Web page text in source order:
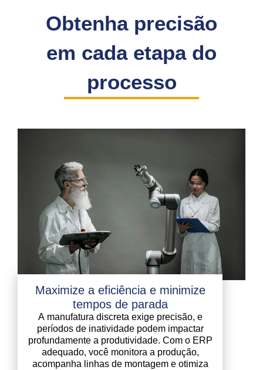
Obtenha precisão
em cada etapa do
processo
Maximize a eficiência e minimize
tempos de parada
A manufatura discreta exige precisão, e
períodos de inatividade podem impactar
profundamente a produtividade. Com o ERP
adequado, você monitora a produção,
acompanha linhas de montagem e otimiza